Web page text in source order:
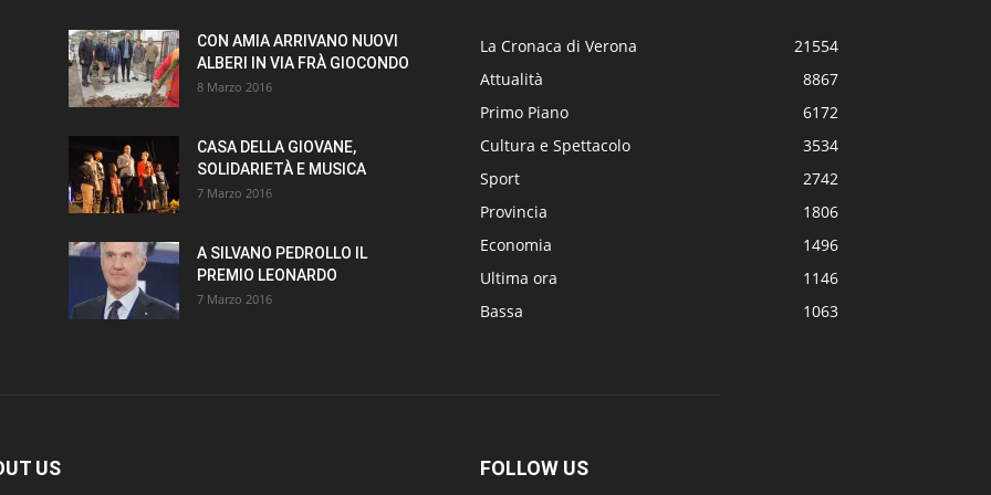
CON AMIA ARRIVANO NUOVI
ALBERI IN VIA FRÀ GIOCONDO
8 Marzo 2016
CASA DELLA GIOVANE,
SOLIDARIETÀ E MUSICA
7 Marzo 2016
A SILVANO PEDROLLO IL
PREMIO LEONARDO
7 Marzo 2016
La Cronaca di Verona
21554
Attualità
8867
Primo Piano
6172
Cultura e Spettacolo
3534
Sport
2742
Provincia
1806
Economia
1496
Ultima ora
1146
Bassa
1063
US FOLLOW US